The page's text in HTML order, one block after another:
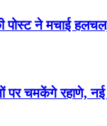
पोस्ट ने मचाई
पर चमकेंगे रहाणे, नई